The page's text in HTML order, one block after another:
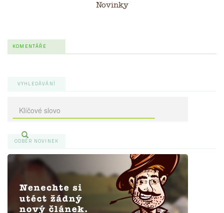
Novinky
KOMENTÁŘE
VYHLEDÁVÁNÍ
ODBĚR NOVINEK